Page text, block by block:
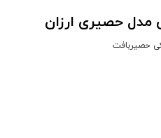
مدل حصیری ارزان
حصیربافت